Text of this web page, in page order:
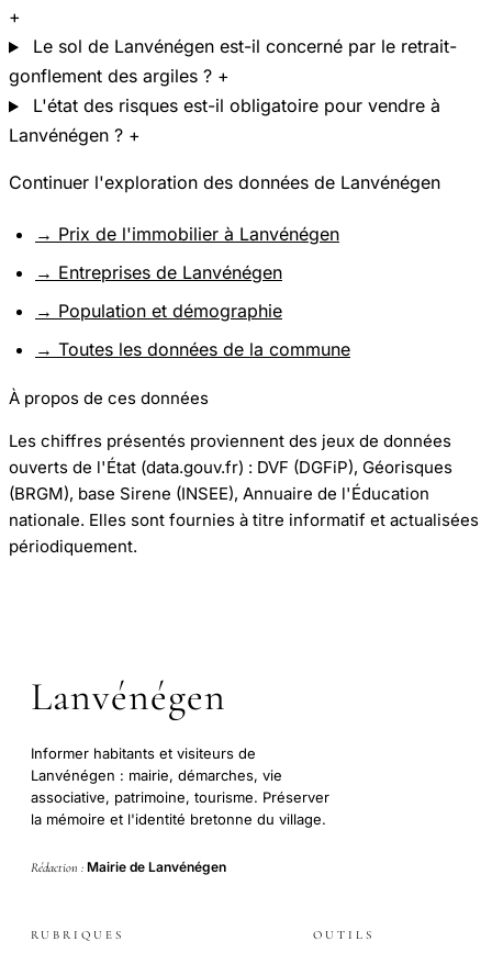
+
Le sol de Lanvénégen est-il concerné par le retrait-
gonflement des argiles ? +
L'état des risques est-il obligatoire pour vendre à
Lanvénégen ? +
Continuer l'exploration des données de Lanvénégen
→ Prix de l'immobilier à Lanvénégen
→ Entreprises de Lanvénégen
→ Population et démographie
→ Toutes les données de la commune
À propos de ces données
Les chiffres présentés proviennent des jeux de données
ouverts de l'État (data.gouv.fr) : DVF (DGFiP), Géorisques
(BRGM), base Sirene (INSEE), Annuaire de l'Éducation
nationale. Elles sont fournies à titre informatif et actualisées
périodiquement.
Lanvénégen
Informer habitants et visiteurs de
Lanvénégen : mairie, démarches, vie
associative, patrimoine, tourisme. Préserver
la mémoire et l'identité bretonne du village.
Rédaction : Mairie de Lanvénégen
RUBRIQUES OUTILS